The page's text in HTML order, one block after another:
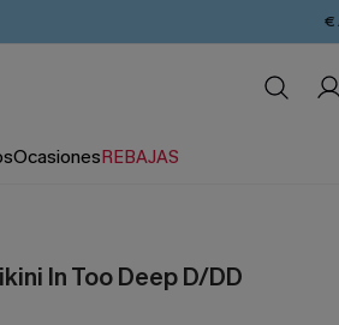
€
OcasionesREBAJAS
In Too Deep D/DD